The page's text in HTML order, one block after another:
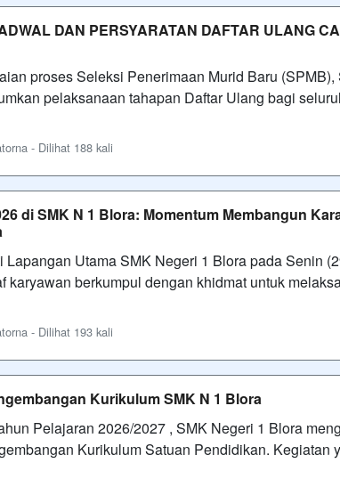
DAN PERSYARATAN DAFTAR ULANG
proses Seleksi Penerimaan Murid Baru (SPMB),
pelaksanaan tahapan Daftar Ulang bagi
- Dilihat 188 kali
di SMK N 1 Blora: Momentum Membangun
Utama SMK Negeri 1 Blora pada Senin
karyawan berkumpul dengan khidmat untuk
- Dilihat 193 kali
Kurikulum SMK N 1 Blora
Pelajaran 2026/2027 , SMK Negeri 1 Blora
Kurikulum Satuan Pendidikan. Kegiatan